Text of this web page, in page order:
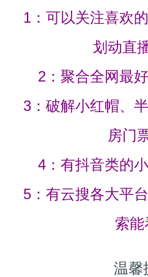
1：可以关注喜欢
划动直
2：聚合全网最
3：破解小红帽、
房门
4：有抖音类的
5：有云搜各大平
索能
温馨